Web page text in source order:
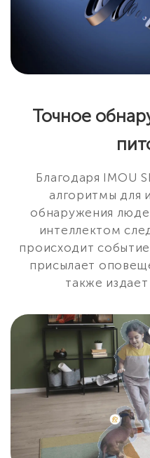
Точное
Благодаря IMOU
алгоритмы для
обнаружения
интеллектом
происходит
присылает
также